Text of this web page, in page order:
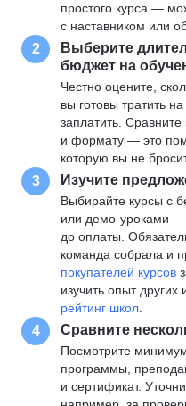
простого курса —
с наставником или
2
Выберите
бюджет на
Честно оцените,
вы готовы тратить
заплатить.
и формату — это
которую вы не
3 Изучите
Выбирайте курсы с
или демо-уроками —
до оплаты.
команда собрала и
покупателей курсов
изучить опыт
рейтинг школ
4 Сравните
Посмотрите
программы,
и сертификат.